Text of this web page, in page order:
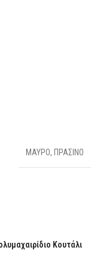
ΜΑΥΡΟ, ΠΡΑΣΙΝΟ
Κουτάλι